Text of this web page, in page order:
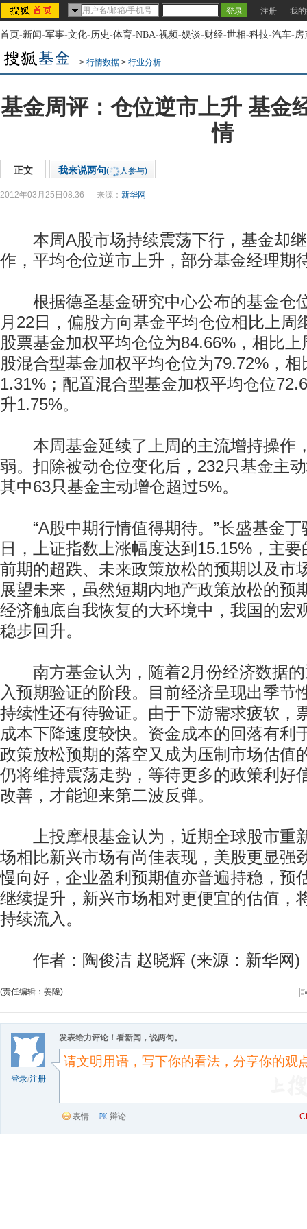
注册 我
首页-新闻-军事-文化-历史-体育-NBA-视频-娱谈-财经-世相-科技-汽车-房
> 行情数据 > 行业分析
基金周评：仓位逆市上升 基金
情
正文 我来说两句( 人参与)
2012年03月25日08:36 来源： 新华网
本周A股市场持续震荡下行，基金却继
作，平均仓位逆市上升，部分基金经理期
根据德圣基金研究中心公布的基金仓
月22日，偏股方向基金平均仓位相比上周
股票基金加权平均仓位为84.66%，相比
股混合型基金加权平均仓位为79.72%，相
1.31%；配置混合型基金加权平均仓位
升1.75%。
本周基金延续了上周的主流增持操作
弱。扣除被动仓位变化后，232只基金主
其中63只基金主动增仓超过5%。
“A股中期行情值得期待。”长盛基金丁
日，上证指数上涨幅度达到15.15%，主
前期的超跌、未来政策放松的预期以及市
展望未来，虽然短期内地产政策放松的预
经济触底自我恢复的大环境中，我国的宏
稳步回升。
南方基金认为，随着2月份经济数据的
入预期验证的阶段。目前经济呈现出季节
持续性还有待验证。由于下游需求疲软，
成本下降速度较快。资金成本的回落有利
政策放松预期的落空又成为压制市场估值
仍将维持震荡走势，等待更多的政策利好
改善，才能迎来第二波反弹。
上投摩根基金认为，近期全球股市重
场相比新兴市场有尚佳表现，美股更显强
慢向好，企业盈利预期值亦普遍持稳，预
继续提升，新兴市场相对更便宜的估值，
持续流入。
作者：陶俊洁 赵晓辉 (来源：新华网)
(责任编辑：姜隆)
登录/注册
发表给力评论！看新闻，说两句。
表情 辩论